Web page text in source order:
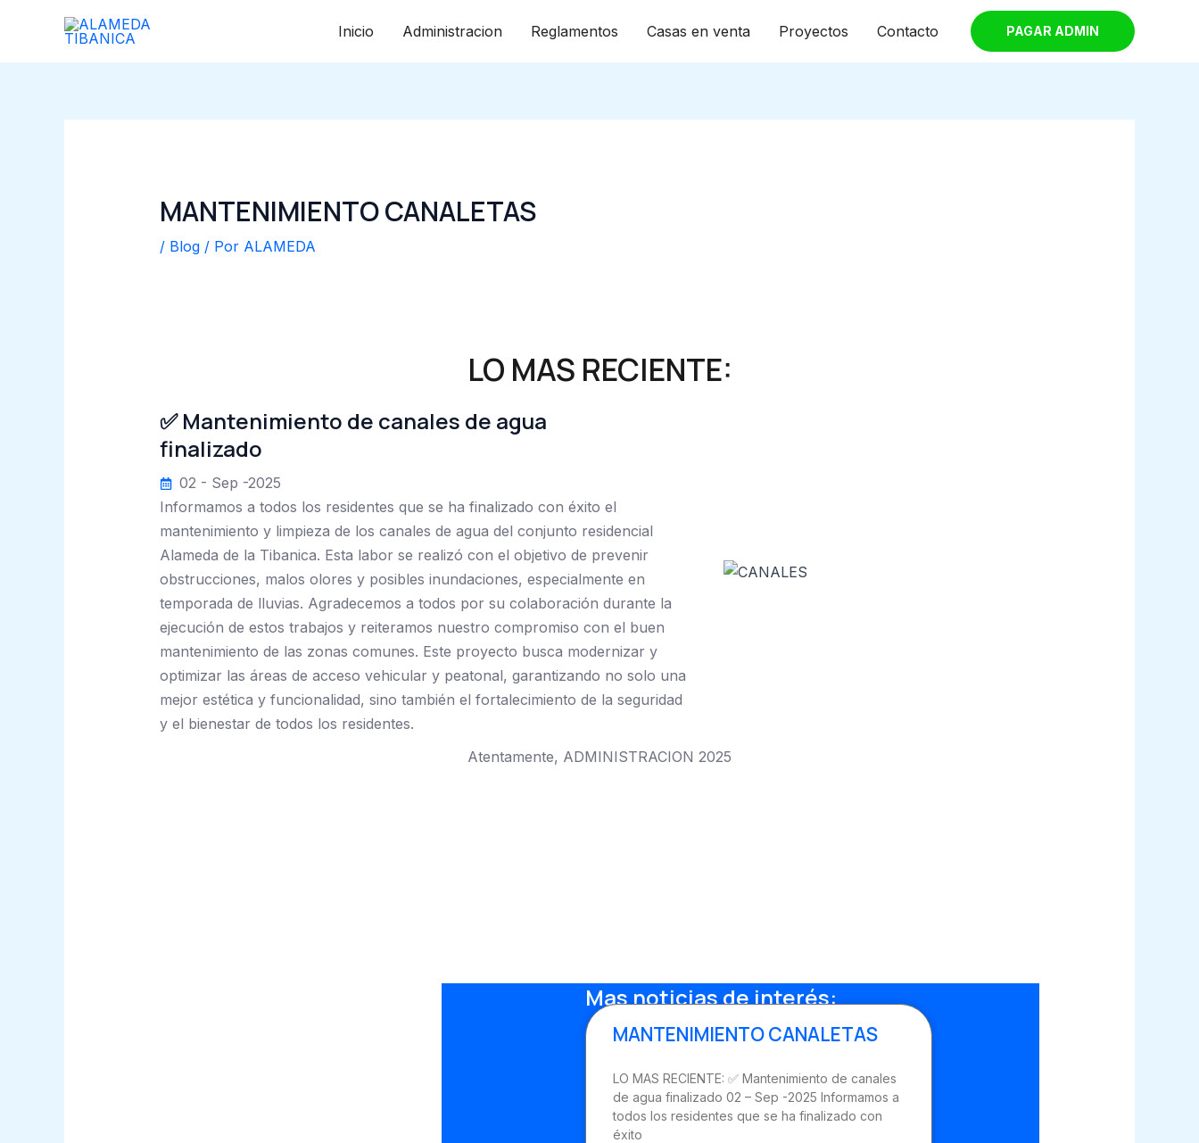
contenido
Inicio Administracion Reglamentos Casas en venta Proyectos Contacto PAGAR ADMIN
MANTENIMIENTO CANALETAS
/ Blog/ Por ALAMEDA
LO MAS RECIENTE:
✅ Mantenimiento de canales de agua
finalizado
02 - Sep -2025
Informamos a todos los residentes que se ha finalizado con éxito el
mantenimiento y limpieza de los canales de agua del conjunto residencial
Alameda de la Tibanica. Esta labor se realizó con el objetivo de prevenir
obstrucciones, malos olores y posibles inundaciones, especialmente en
temporada de lluvias. Agradecemos a todos por su colaboración durante la
ejecución de estos trabajos y reiteramos nuestro compromiso con el buen
mantenimiento de las zonas comunes. Este proyecto busca modernizar y
optimizar las áreas de acceso vehicular y peatonal, garantizando no solo una
mejor estética y funcionalidad, sino también el fortalecimiento de la seguridad
y el bienestar de todos los residentes.
Atentamente, ADMINISTRACION 2025
Mas noticias de interés:
MANTENIMIENTO CANALETAS
LO MAS RECIENTE: ✅ Mantenimiento de canales
de agua finalizado 02 – Sep -2025 Informamos a
todos los residentes que se ha finalizado con
éxito
de
entradas